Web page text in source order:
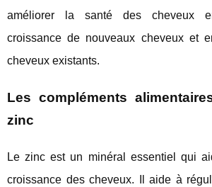
améliorer la santé des cheveux
croissance de nouveaux cheveux et
cheveux existants.
Les compléments
zinc
Le zinc est un minéral essentiel qui
croissance des cheveux. Il aide à